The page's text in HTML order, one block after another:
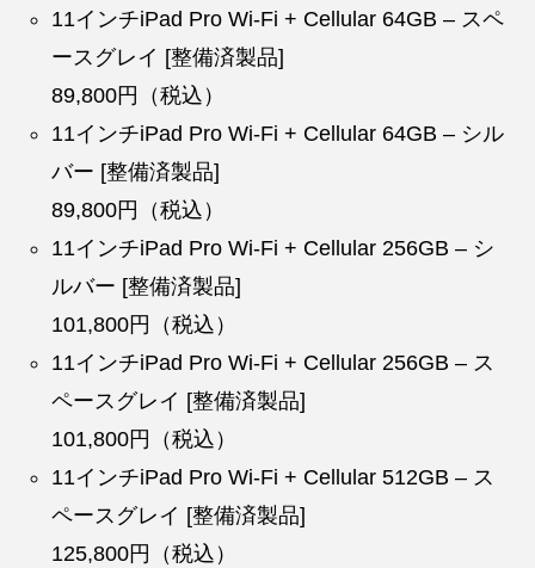
11インチiPad Pro Wi-Fi + Cellular 64GB – スペ
ースグレイ [整備済製品]
89,800円（税込）
11インチiPad Pro Wi-Fi + Cellular 64GB – シル
バー [整備済製品]
89,800円（税込）
11インチiPad Pro Wi-Fi + Cellular 256GB – シ
ルバー [整備済製品]
101,800円（税込）
11インチiPad Pro Wi-Fi + Cellular 256GB – ス
ペースグレイ [整備済製品]
101,800円（税込）
11インチiPad Pro Wi-Fi + Cellular 512GB – ス
ペースグレイ [整備済製品]
125,800円（税込）